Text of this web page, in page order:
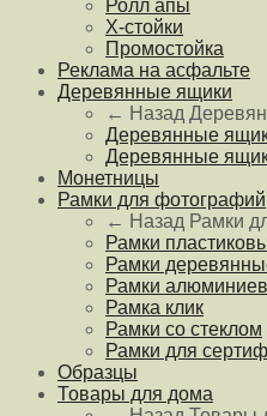
Ролл апы
Х-стойки
Промостойка
Реклама на асфальте
Деревянные ящики
← Назад
Деревянные
Деревянные
Монетницы
Рамки для фотографий
← Назад Рамки
Рамки
Рамки
Рамки
Рамка клик
Рамки со стеклом
Рамки для
Образцы
Товары для дома